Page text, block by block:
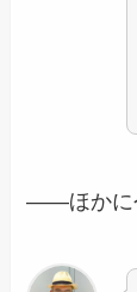
――ほかに